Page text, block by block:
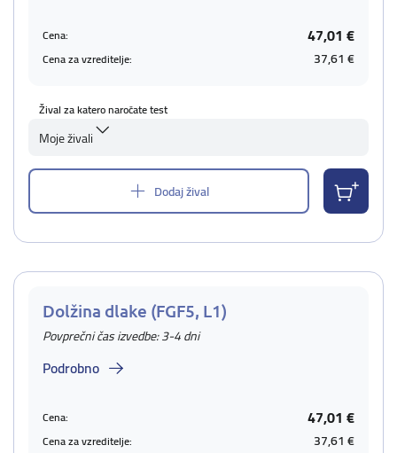
Cena: 47,01 €
Cena za vzreditelje: 37,61 €
Žival za katero naročate test
Moje živali
Dodaj žival
Dolžina dlake (FGF5, L1)
Povprečni čas izvedbe: 3-4 dni
Podrobno
Cena: 47,01 €
Cena za vzreditelje: 37,61 €